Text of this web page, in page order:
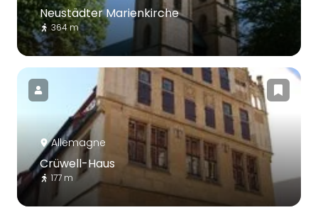
Neustädter Marienkirche
364 m
Allemagne
Crüwell-Haus
177 m